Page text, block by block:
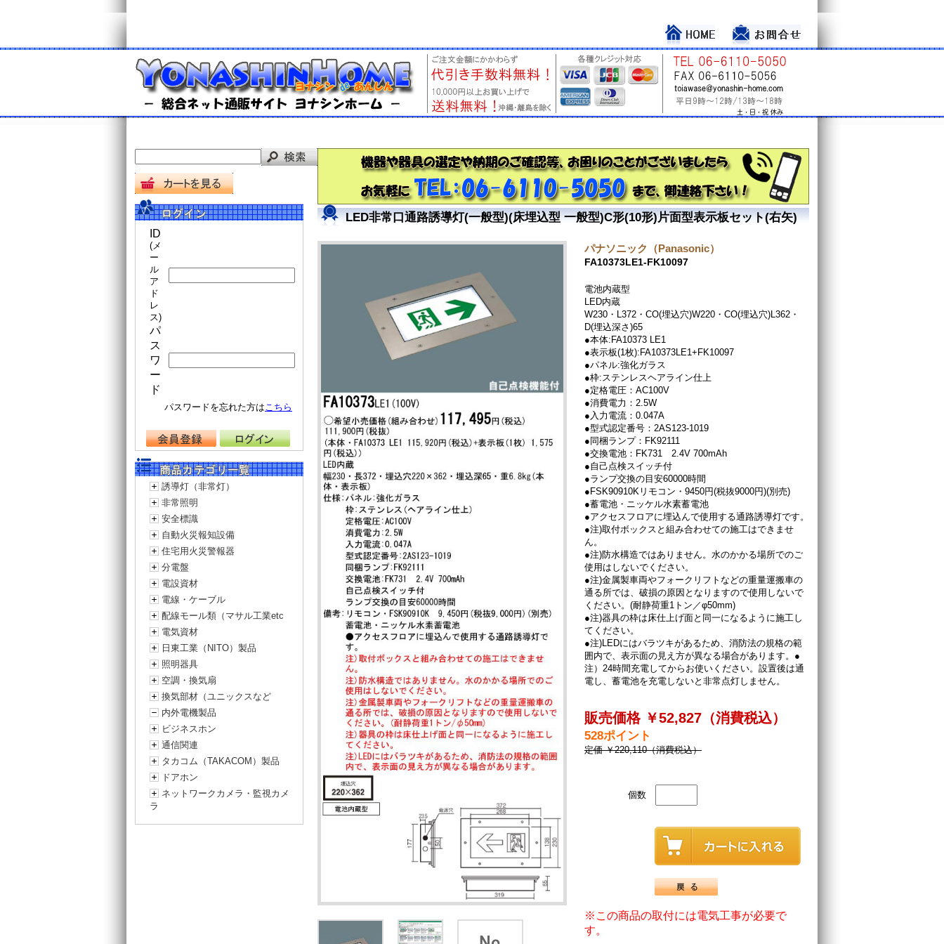
ID
(メ
ー
ル
ア
ド
レ
ス)
パ
ス
ワ
ー
ド
パスワードを忘れた方はこちら
誘導灯（非常灯）
非常照明
安全標識
自動火災報知設備
住宅用火災警報器
分電盤
電設資材
電線・ケーブル
配線モール類（マサル工業etc
電気資材
日東工業（NITO）製品
照明器具
空調・換気扇
換気部材（ユニックスなど
内外電機製品
ビジネスホン
通信関連
タカコム（TAKACOM）製品
ドアホン
ネットワークカメラ・監視カメ
ラ
LED非常口通路誘導灯(一般型)(床埋込型 一般型)C形(10形)片面型表示板セット(右矢)
パナソニック（Panasonic）
FA10373LE1-FK10097
電池内蔵型
LED内蔵
W230・L372・CO(埋込穴)W220・CO(埋込穴)L362・
D(埋込深さ)65
●本体:FA10373 LE1
●表示板(1枚):FA10373LE1+FK10097
●パネル:強化ガラス
●枠:ステンレスヘアライン仕上
●定格電圧：AC100V
●消費電力：2.5W
●入力電流：0.047A
●型式認定番号：2AS123-1019
●同梱ランプ：FK92111
●交換電池：FK731 2.4V 700mAh
●自己点検スイッチ付
●ランプ交換の目安60000時間
●FSK90910Kリモコン・9450円(税抜9000円)(別売)
●蓄電池・ニッケル水素蓄電池
●アクセスフロアに埋込んで使用する通路誘導灯です。
●注)取付ボックスと組み合わせての施工はできませ
ん。
●注)防水構造ではありません。水のかかる場所でのご
使用はしないでください。
●注)金属製車両やフォークリフトなどの重量運搬車の
通る所では、破損の原因となりますので使用しないで
ください。(耐静荷重1トン／φ50mm)
●注)器具の枠は床仕上げ面と同一になるように施工し
てください。
●注)LEDにはバラツキがあるため、消防法の規格の範
囲内で、表示面の見え方が異なる場合があります。●
注）24時間充電してからお使いください。設置後は通
電し、蓄電池を充電しないと非常点灯しません。
販売価格 ￥52,827（消費税込）
528ポイント
定価 ￥220,110（消費税込）
個数
※この商品の取付には電気工事が必要で
す。